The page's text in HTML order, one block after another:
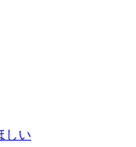
しい